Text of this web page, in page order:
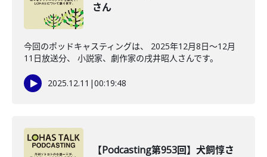
さん
今回のポッドキャスティングは、 2025年12月8日〜12月
11日放送分、 小説家、劇作家の戌井昭人さんです。
2025.12.11 |00:19:48
【Podcasting第953回】犬飼惇さ